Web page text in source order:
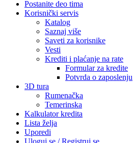
Postanite deo tima
Korisnički servis
Katalog
Saznaj više
Saveti za korisnike
Vesti
Krediti i plaćanje na rate
Formular za kredite
Potvrda o zaposlenju
3D tura
Rumenačka
Temerinska
Kalkulator kredita
Lista želja
Uporedi